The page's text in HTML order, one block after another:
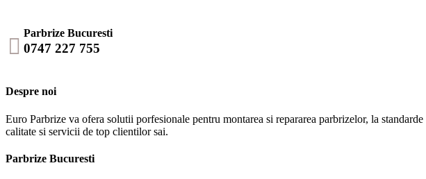

Parbrize Bucuresti
0747 227 755
Despre noi
Euro Parbrize va ofera solutii porfesionale pentru montarea si repararea parbrizelor, la
calitate si servicii de top clientilor sai.
Parbrize Bucuresti